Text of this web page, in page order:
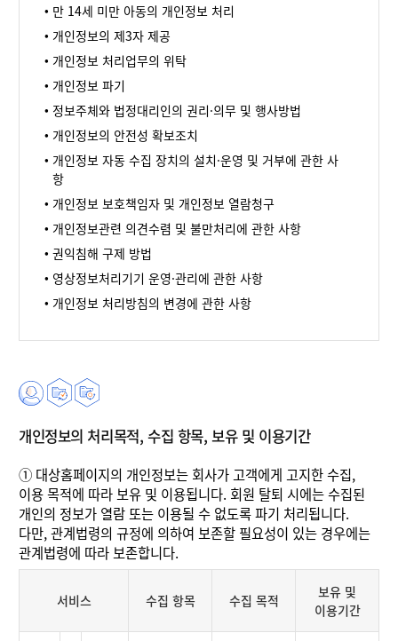
만 14세 미만 아동의 개인정보 처리
개인정보의 제3자 제공
개인정보 처리업무의 위탁
개인정보 파기
정보주체와 법정대리인의 권리·의무 및 행사방법
개인정보의 안전성 확보조치
개인정보 자동 수집 장치의 설치·운영 및 거부에 관한 사
항
개인정보 보호책임자 및 개인정보 열람청구
개인정보관련 의견수렴 및 불만처리에 관한 사항
권익침해 구제 방법
영상정보처리기기 운영·관리에 관한 사항
개인정보 처리방침의 변경에 관한 사항
개인정보의 처리목적, 수집 항목, 보유 및 이용기간
① 대상홈페이지의 개인정보는 회사가 고객에게 고지한 수집,
이용 목적에 따라 보유 및 이용됩니다. 회원 탈퇴 시에는 수집된
개인의 정보가 열람 또는 이용될 수 없도록 파기 처리됩니다.
다만, 관계법령의 규정에 의하여 보존할 필요성이 있는 경우에는
관계법령에 따라 보존합니다.
서비스 수집 항목 수집 목적
보유 및
이용기간